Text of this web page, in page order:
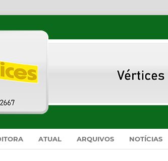
ATUAL ARQUIVOS NOTÍCIAS